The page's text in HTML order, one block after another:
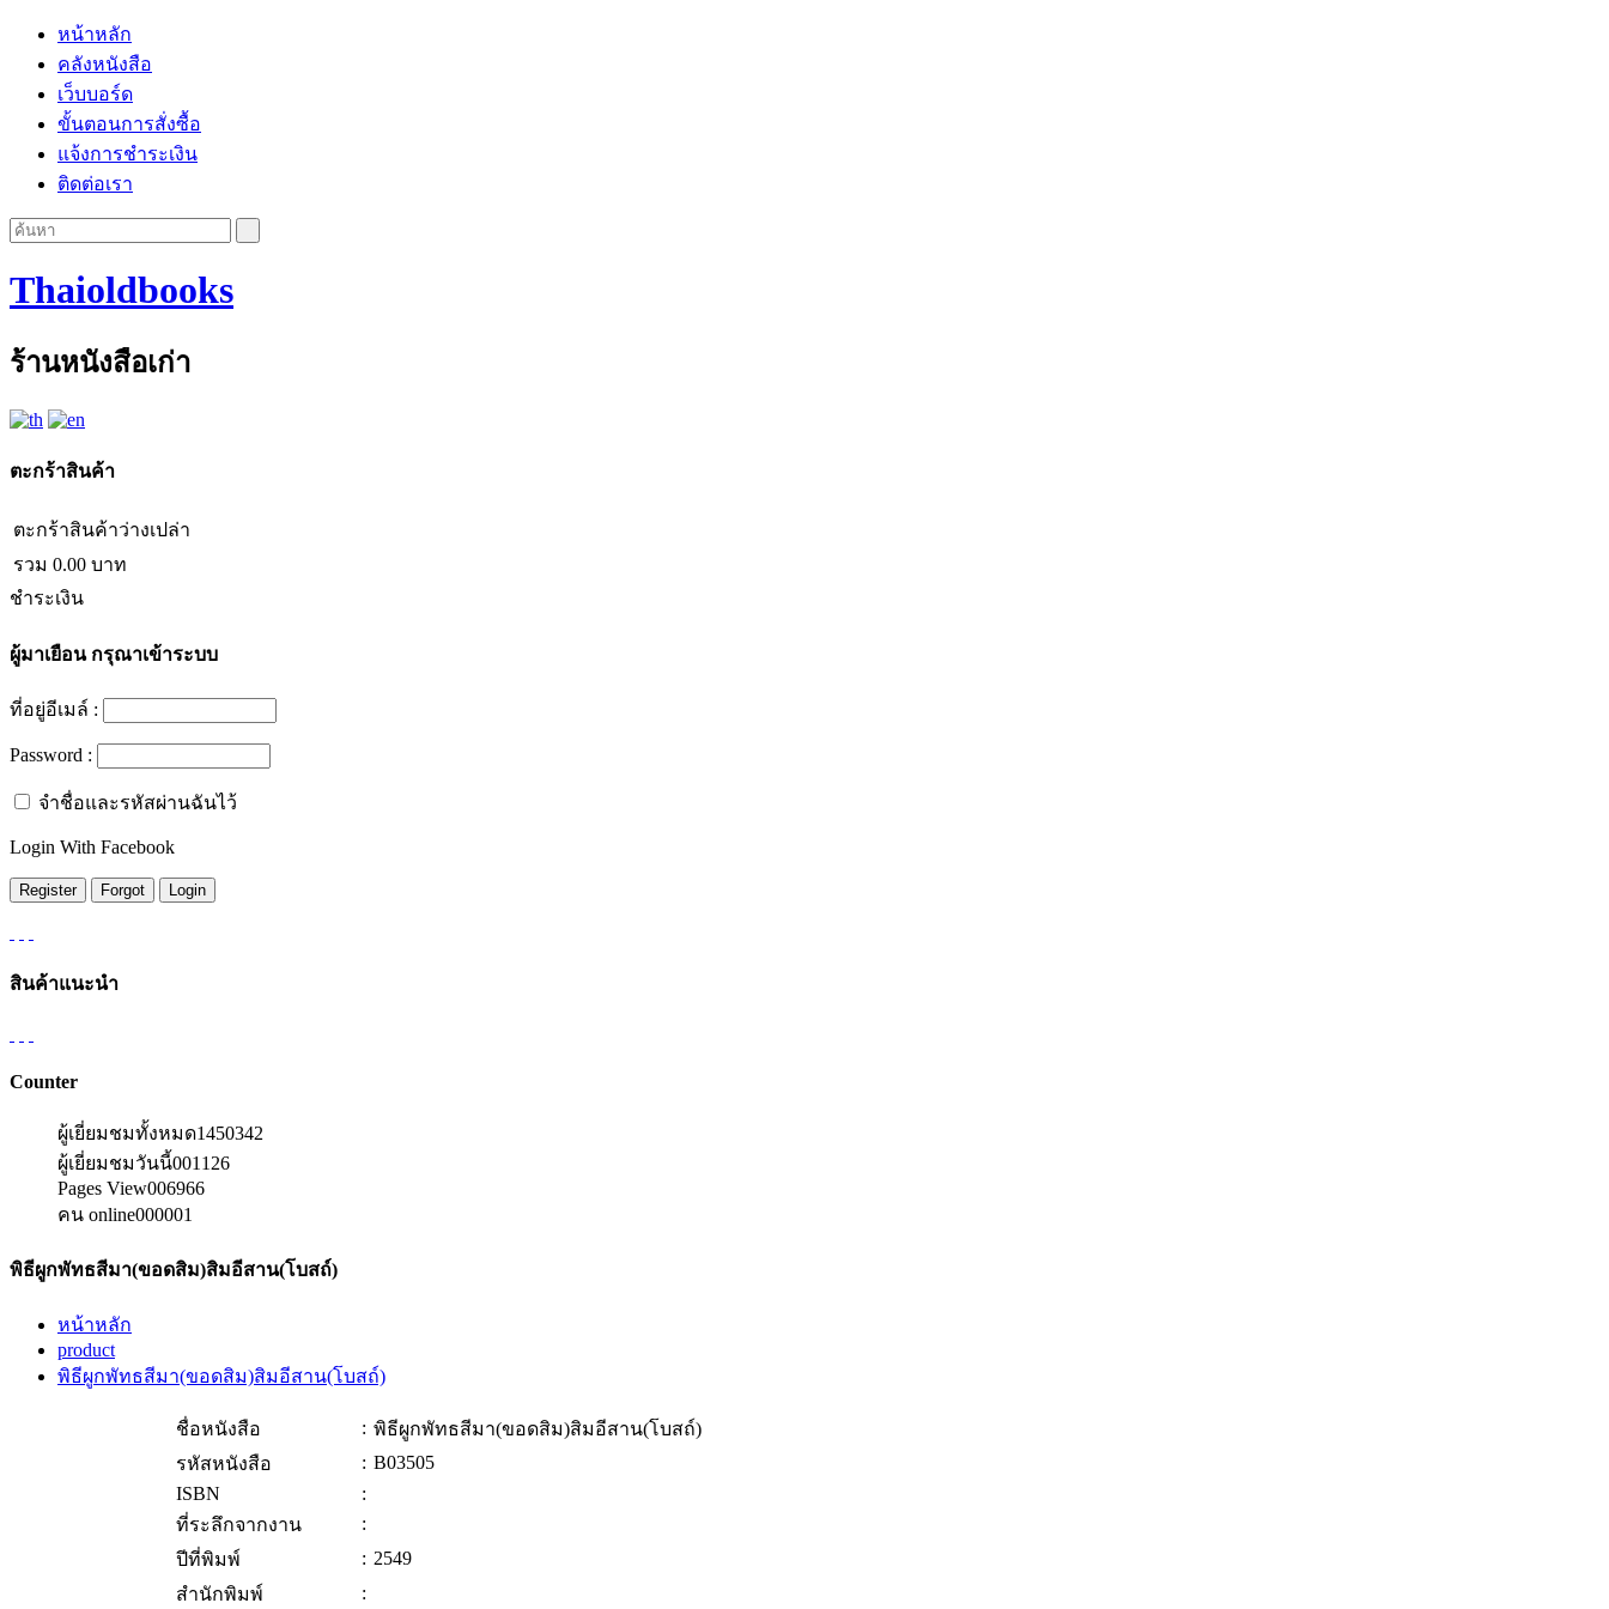
หน้าหลัก
คลังหนังสือ
เว็บบอร์ด
ขั้นตอนการสั่งซื้อ
แจ้งการชำระเงิน
ติดต่อเรา
Thaioldbooks
ร้านหนังสือเก่า
ตะกร้าสินค้า
ตะกร้าสินค้าว่างเปล่า
รวม 0.00 บาท
ชำระเงิน
ผู้มาเยือนกรุณาเข้าระบบ
ที่อยู่อีเมล์ :
Password :
จำชื่อและรหัสผ่านฉันไว้
Login With Facebook
สินค้าแนะนำ
Counter
ผู้เยี่ยมชมทั้งหมด1450342
ผู้เยี่ยมชมวันนี้001126
Pages View006966
คน online000001
พิธีผูกพัทธสีมา(ขอดสิม)สิมอีสาน(โบสถ์)
หน้าหลัก
product
พิธีผูกพัทธสีมา(ขอดสิม)สิมอีสาน(โบสถ์)
ชื่อหนังสือ : พิธีผูกพัทธสีมา(ขอดสิม)สิมอีสาน(โบสถ์)
รหัสหนังสือ
: B03505
ISBN
:
ที่ระลึกจากงาน
:
ปีที่พิมพ์
: 2549
สำนักพิมพ์
: